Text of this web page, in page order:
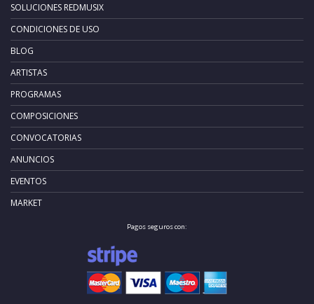
SOLUCIONES REDMUSIX
CONDICIONES DE USO
BLOG
ARTISTAS
PROGRAMAS
COMPOSICIONES
CONVOCATORIAS
ANUNCIOS
EVENTOS
MARKET
Pagos seguros con: